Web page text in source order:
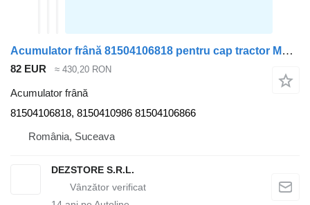
Acumulator frână 81504106818 pentru cap tractor MAN TGX
82 EUR ≈ 430,20 RON
Acumulator frână
81504106818, 8150410986 81504106866
România, Suceava
DEZSTORE S.R.L.